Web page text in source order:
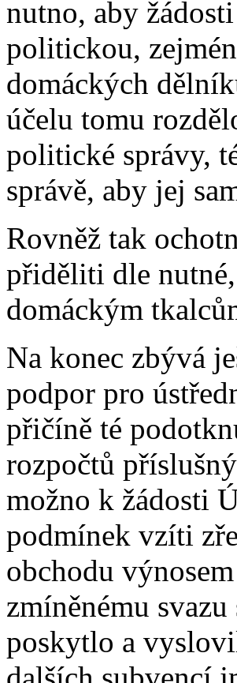
nutno, aby
politickou,
domáckých
účelu tomu
politické správy,
správě, aby jej
Rovněž tak
přiděliti dle
domáckým
Na konec zbývá
podpor pro
přičíně té
rozpočtů
možno k žádosti
podmínek vzíti
obchodu
zmíněnému
poskytlo a